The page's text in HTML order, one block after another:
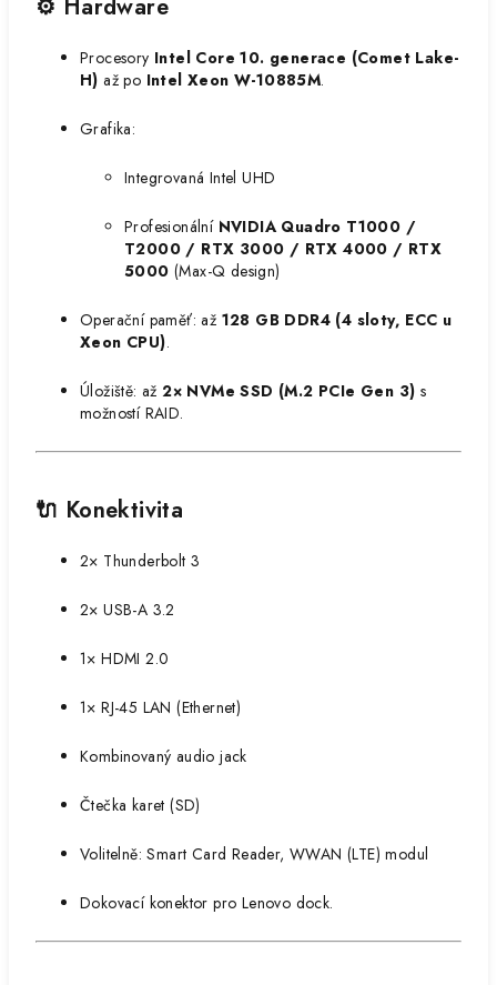
⚙️ Hardware
Procesory Intel Core 10. generace (Comet Lake-
H) až po Intel Xeon W-10885M.
Grafika:
Integrovaná Intel UHD
Profesionální NVIDIA Quadro T1000 /
T2000 / RTX 3000 / RTX 4000 / RTX
5000 (Max-Q design)
Operační paměť: až 128 GB DDR4 (4 sloty, ECC u
Xeon CPU).
Úložiště: až2× NVMe SSD (M.2 PCIe Gen 3) s
možností RAID.
🔌 Konektivita
2× Thunderbolt 3
2× USB-A 3.2
1× HDMI 2.0
1× RJ-45 LAN (Ethernet)
Kombinovaný audio jack
Čtečka karet (SD)
Volitelně: Smart Card Reader, WWAN (LTE) modul
Dokovací konektor pro Lenovo dock.